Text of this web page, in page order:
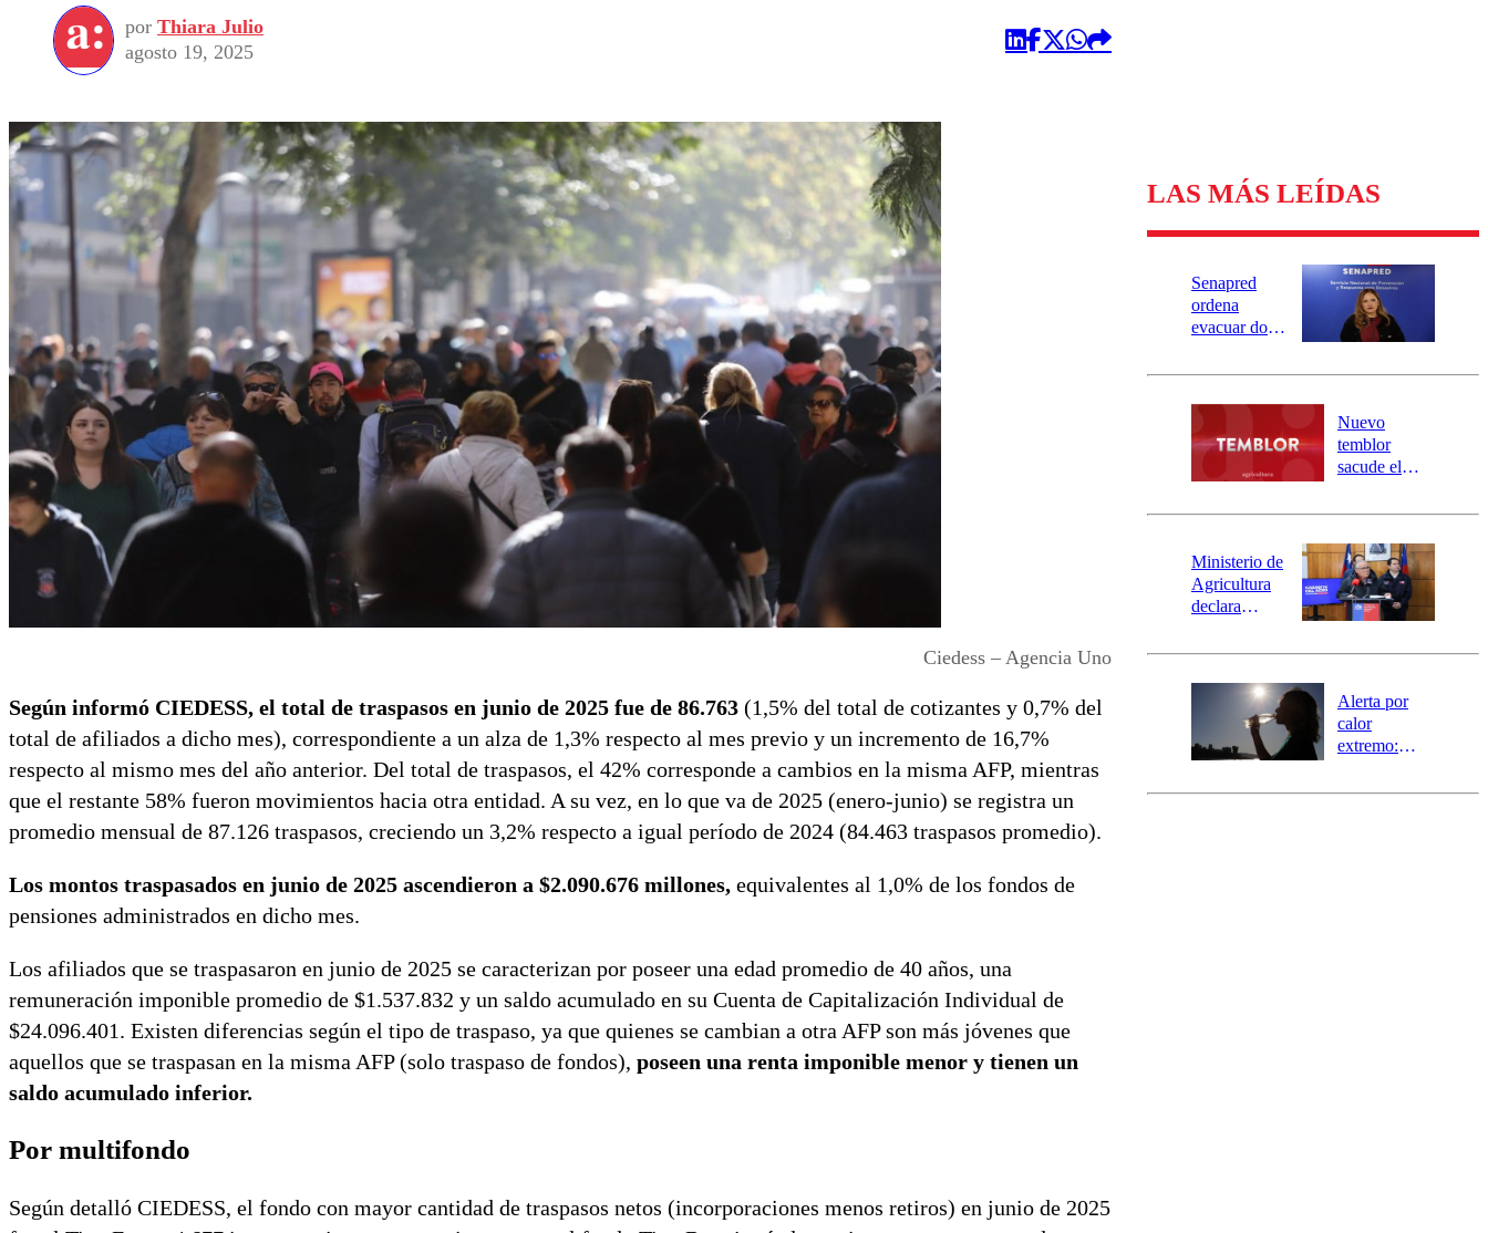
por Thiara Julio
agosto 19, 2025
Ciedess – Agencia Uno
Según informó CIEDESS, el total de traspasos en junio de 2025 fue de 86.763 (1,5% del total de cotizantes y 0,7% del
total de afiliados a dicho mes), correspondiente a un alza de 1,3% respecto al mes previo y un incremento de 16,7%
respecto al mismo mes del año anterior. Del total de traspasos, el 42% corresponde a cambios en la misma AFP, mientras
que el restante 58% fueron movimientos hacia otra entidad. A su vez, en lo que va de 2025 (enero-junio) se registra un
promedio mensual de 87.126 traspasos, creciendo un 3,2% respecto a igual período de 2024 (84.463 traspasos promedio).
Los montos traspasados en junio de 2025 ascendieron a $2.090.676 millones, equivalentes al 1,0% de los fondos de
pensiones administrados en dicho mes.
Los afiliados que se traspasaron en junio de 2025 se caracterizan por poseer una edad promedio de 40 años, una
remuneración imponible promedio de $1.537.832 y un saldo acumulado en su Cuenta de Capitalización Individual de
$24.096.401. Existen diferencias según el tipo de traspaso, ya que quienes se cambian a otra AFP son más jóvenes que
aquellos que se traspasan en la misma AFP (solo traspaso de fondos), poseen una renta imponible menor y tienen un
saldo acumulado inferior.
Por multifondo
Según detalló CIEDESS, el fondo con mayor cantidad de traspasos netos (incorporaciones menos retiros) en junio de 2025
LAS MÁS LEÍDAS
Senapred
ordena
evacuar dos
Carahue por
río Damas:
activa
mensajería
SAE
Nuevo
temblor
sacude el
revisa la
epicentro
Ministerio de
Agricultura
declara
agrícola para
Alerta por
calor
extremo:
activa Alerta